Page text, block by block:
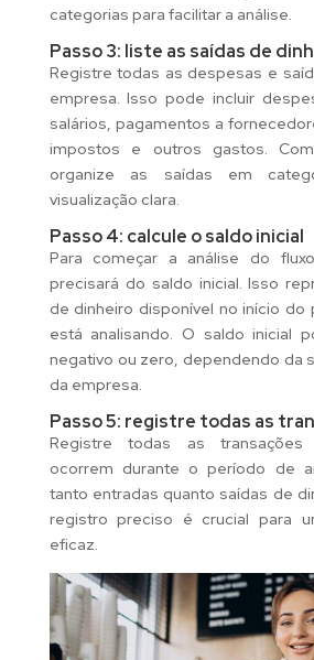
categorias para facilitar a análise.
Passo 3: liste as saídas de
Registre todas as despesas e
empresa. Isso pode incluir
salários, pagamentos a
impostos e outros gastos.
organize as saídas em
visualização clara.
Passo 4: calcule o saldo inicial
Para começar a análise do
precisará do saldo inicial. Isso
de dinheiro disponível no início do
está analisando. O saldo inicial
negativo ou zero, dependendo da
da empresa.
Passo 5: registre todas as
Registre todas as transações
ocorrem durante o período de
tanto entradas quanto saídas de
registro preciso é crucial para
eficaz.